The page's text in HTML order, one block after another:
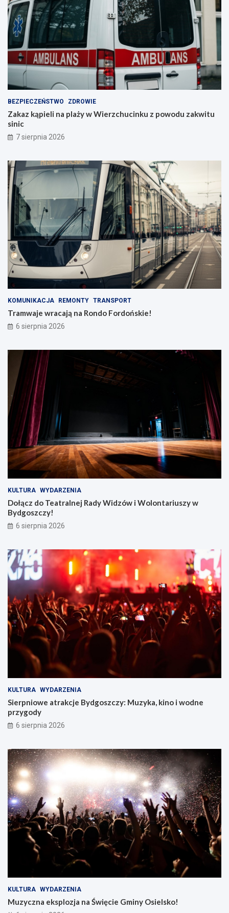
BEZPIECZEŃSTWO ZDROWIE
Zakaz kąpieli na plaży w Wierzchucinku z powodu zakwitu
sinic
7 sierpnia 2026
KOMUNIKACJA REMONTY TRANSPORT
Tramwaje wracają na Rondo Fordońskie!
6 sierpnia 2026
KULTURA WYDARZENIA
Dołącz do Teatralnej Rady Widzów i Wolontariuszy w
Bydgoszczy!
6 sierpnia 2026
KULTURA WYDARZENIA
Sierpniowe atrakcje Bydgoszczy: Muzyka, kino i wodne
przygody
6 sierpnia 2026
KULTURA WYDARZENIA
Muzyczna eksplozja na Święcie Gminy Osielsko!